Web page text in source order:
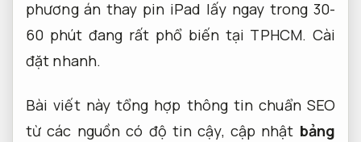
phương án thay pin iPad lấy ngay trong 30-
60 phút đang rất phổ biến tại TPHCM. Cài
đặt nhanh.
Bài viết này tổng hợp thông tin chuẩn SEO
từ các nguồn có độ tin cậy, cập nhật bảng